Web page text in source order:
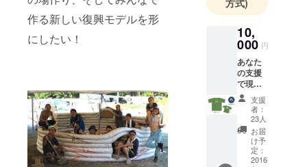
作る新しい復興モデルを形
にしたい！
表として設
立、アース
バッグ工法
の施工や研
究を行なう
／2016年
『暮らしの
モノづくり
∩onnem』
オーナー。
方式)
10,
000 円
あなた
の支援
で現地
でアー
スバッ
グが2段
積み上
がりま
す！ ・
お礼の
支援
者：
23人
お届
け予
定：
2016